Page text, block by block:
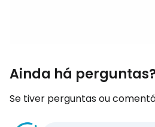
Ainda há
Se tiver perguntas ou